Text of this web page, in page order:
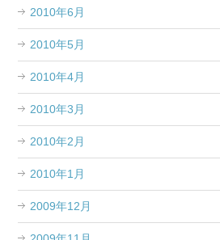
2010年6月
2010年5月
2010年4月
2010年3月
2010年2月
2010年1月
2009年12月